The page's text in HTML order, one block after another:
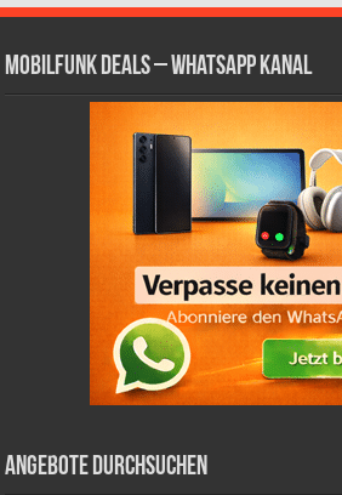
Mobilfunk Deals – WhatsApp Kanal
Angebote durchsuchen